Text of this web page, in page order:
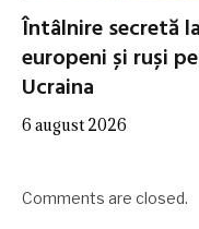
Întâlnire secretă
europeni și ruși
Ucraina
6 august 2026
Comments are closed.